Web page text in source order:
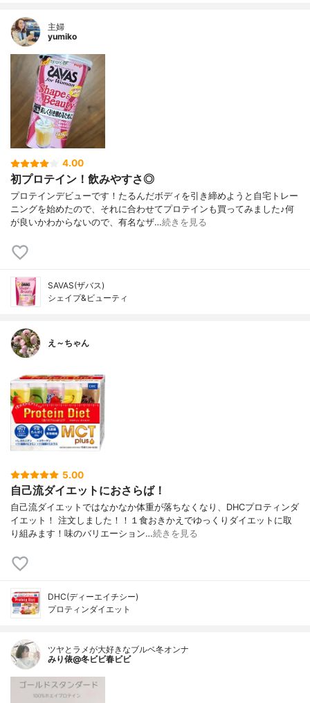
主婦
yumiko
4.00
初プロテイン！飲みやすさ◎
プロテインデビューです！たるんだボディを引き締めようと自宅トレー
ニングを始めたので、それに合わせてプロテインも買ってみました♪何
が良いかわからないので、有名なザ…続きを見る
SAVAS(ザバス)
シェイプ&ビューティ
え～ちゃん
5.00
自己流ダイエットにおさらば！
自己流ダイエットではなかなか体重が落ちなくなり、DHCプロティンダ
イエット！ 注文しました！！１食おきかえでゆっくりダイエットに取
り組みます！味のバリエーション…続きを見る
DHC(ディーエイチシー)
プロティンダイエット
ツヤとラメが大好きなブルベ冬オンナ
みり俵@冬ビビ春ビビ